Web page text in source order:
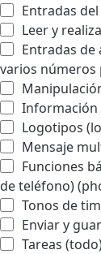
Entradas
Leer y
Entradas de
varios números
Información
Logotipos
Mensaje
Funciones
de teléfono)
Tonos de
Enviar y
Tareas